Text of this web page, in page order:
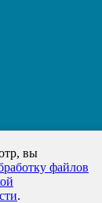
вы
файлов
.